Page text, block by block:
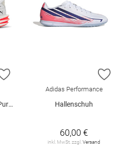
ZUR WUNSCHLISTE HINZUFÜGEN
ZUR
Adidas Performance
Hallenschuh
60,00 €
inkl. MwSt. zzgl.Versand